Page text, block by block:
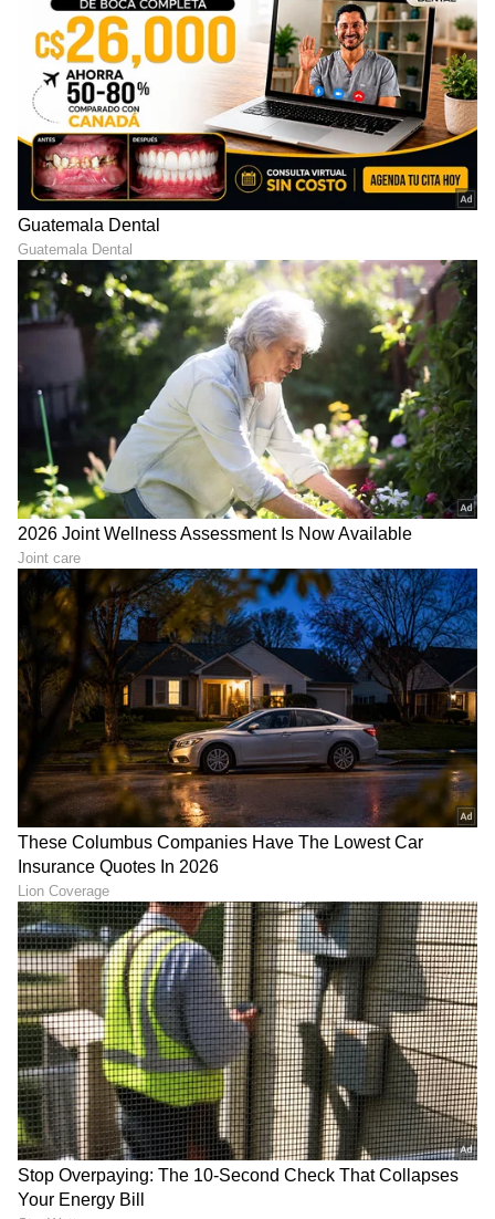
ಸಮಯ ಹಾಗೂ ಸುವರ್ಣ ವಾಹಿನಿಯಲ್ಲಿ ಕೆಲಸ ಮಾಡಿದ್ದೇನೆ. ಈಗ
ಏಷ್ಯಾನೆಟ್ ಕನ್ನಡದಲ್ಲಿ ಫ್ರೀಲಾನ್ಸರ್ ಆಗಿ ಕೆಲಸ ಮಾಡುತ್ತಿದ್ದೇನೆ.
ಟ್ರೆಂಡಿಂಗ್ ನ್ಯೂಸಲ್ಲಿ ಹೆಚ್ಚು ಆಸಕ್ತಿ ಇದ್ದು, ಸಿನಿಮಾ, ಬ್ಯುಸಿನೆಸ್,
ಆರೋಗ್ಯ, ಕ್ರೈಂ, ಕ್ರೀಡೆ ಸೇರಿ ಎಲ್ಲ ಕ್ಷೇತ್ರದ ಸುದ್ದಿ ಬರೆಯುತ್ತೇನೆ.
ಕರ್ಣ ಧಾರಾವಾಹಿ ಟಿವಿ ಶೋ ಮನರಂಜನಾ ಸುದ್ದಿ
ಕನ್ನಡ ಸಿನಿಮಾ (Kannada Cinema News), ಟಿವಿ
ಕಾರ್ಯಕ್ರಮಗಳು (Kannada TV Shows), ಸೆಲೆಬ್ರಿಟಿ
ಸುದ್ದಿಗಳು ಮತ್ತು ಇತ್ತೀಚಿನ ಸುದ್ದಿಗಳಿಗಾಗಿ ಏಷ್ಯಾನೆಟ್
ಸುವರ್ಣ ನ್ಯೂಸ್‌ನಲ್ಲಿ ಮನರಂಜನಾ ವಿಭಾಗ ನೋಡಿ.
ಸಿನಿಮಾ ವಿಮರ್ಶೆಗಳು (Kannada Movies Review),
ತಾರೆಯರ ಸಂದರ್ಶನಗಳು, ಧಾರಾವಾಹಿ ಅಪ್‌ಡೇಟ್ಸ್‌,
ತೆರೆಮರೆಯ ಕಥೆಗಳು,OTT ರಿಲೀಸ್‌
ಗಳ ಬಗ್ಗೆ
ಮಾಹಿತಿಯೂ ಇಲ್ಲಿದೆ.
DOWNLOAD APP
RECOMMENDED STORIES
ಮದುಮಗಳ ಲುಕ್​ನಲ್ಲಿ
ಮಂಗಳೂರು ಪುಟ್ಟಿ ರಕ್ಷಿತಾ ಶೆಟ್ಟಿ-
ಇದರ ಗುಟ್ಟೇನು ಗೊತ್ತಾ?
Something Special?
Bigg Boss ಮನೆಗೆ ನಿಮ್ಮನ್ನು
ಸೆಲೆಕ್ಟ್​ ಮಾಡಲು ಬರ್ತಿದ್ದಾರೆ ಈ
ಹ್ಯಾಂಡ್​ಸಮ್​: ಅಗ್ನಿ ಪರೀಕ್ಷೆಯ
ತೀರ್ಪುಗಾರರು ಇವರೇ